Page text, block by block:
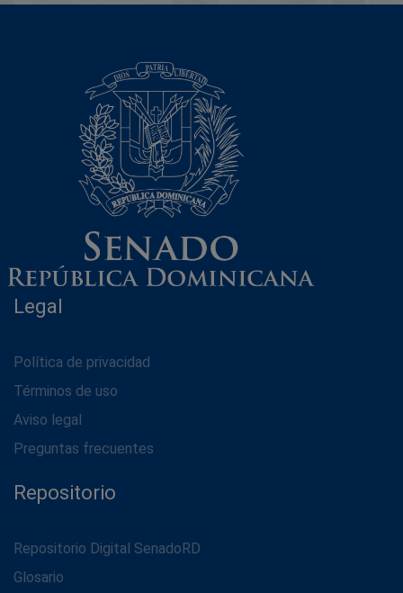
Legal
Política de privacidad
Términos de uso
Aviso legal
Preguntas frecuentes
Repositorio
Repositorio Digital SenadoRD
Glosario